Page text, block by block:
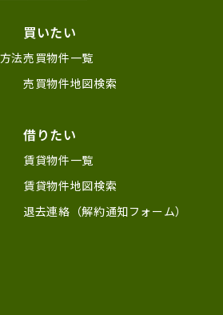
法
買いたい
売買物件一覧
売買物件地図検索
借りたい
賃貸物件一覧
賃貸物件地図検索
退去連絡（解約通知フォーム）